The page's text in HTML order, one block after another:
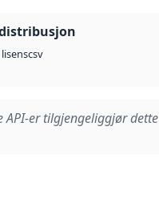
csv
API-er tilgjengeliggjør dette